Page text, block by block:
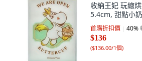
收納王妃 玩總
5.4cm, 甜點小
首購折扣價 40%
$136
($136.00/1個)